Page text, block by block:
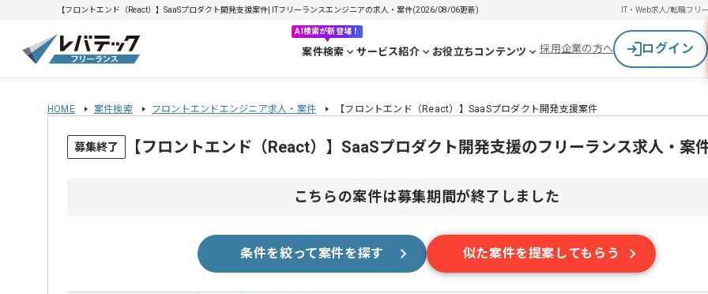
【フロントエンド（React）】SaaSプロダクト開発支援案件| ITフリーランスエンジニアの求人・案件(2026/08/06更新) IT・Web求人/転職フリ
AI検索が新登場！
案件検索 サービス紹介 お役立ちコンテンツ 採用企業の方へ ログイン
HOME 案件検索 フロントエンドエンジニア求人・案件 【フロントエンド（React）】SaaSプロダクト開発支援案件
募集終了 【フロントエンド（React）】SaaSプロダクト開発支援のフリーランス求人・案
こちらの案件は募集期間が終了しました
条件を絞って案件を探す 似た案件を提案してもらう